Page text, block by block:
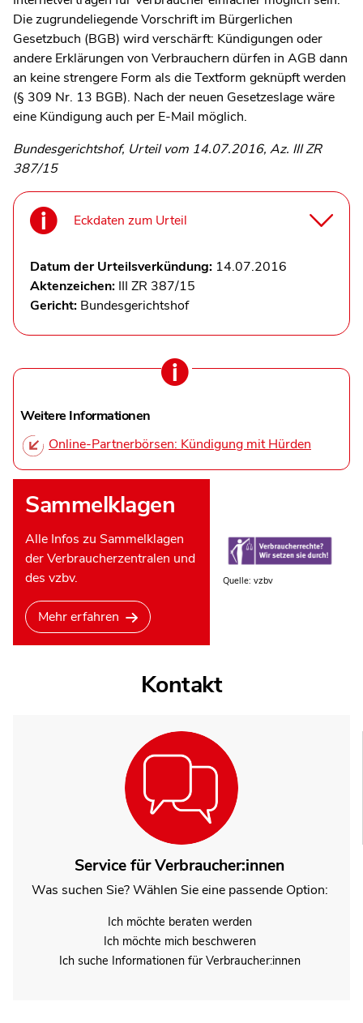
Die zugrundeliegende Vorschrift im Bürgerlichen
Gesetzbuch (BGB) wird verschärft: Kündigungen oder
andere Erklärungen von Verbrauchern dürfen in AGB dann
an keine strengere Form als die Textform geknüpft werden
(§ 309 Nr. 13 BGB). Nach der neuen Gesetzeslage wäre
eine Kündigung auch per E-Mail möglich.
Bundesgerichtshof, Urteil vom 14.07.2016, Az. III ZR
387/15
Eckdaten zum Urteil
Datum der Urteilsverkündung: 14.07.2016
Aktenzeichen: III ZR 387/15
Gericht: Bundesgerichtshof
Weitere Informationen
Online-Partnerbörsen: Kündigung mit Hürden
Sammelklagen
Alle Infos zu Sammelklagen
der Verbraucherzentralen und
des vzbv.
Mehr erfahren
Quelle: vzbv
Kontakt
Service für Verbraucher:innen
Was suchen Sie? Wählen Sie eine passende Option:
Ich möchte beraten werden
Ich möchte mich beschweren
Ich suche Informationen für Verbraucher:innen